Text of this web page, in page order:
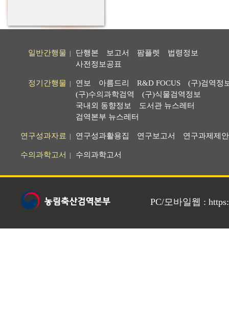
일반간행물 단행본 보고서 팜플렛
법령정보
사전정보공표
정기간행물 연보 아름드리 R&D FOCUS
(구)검역정
(구)수의과학검역
(구)식물검역정보
국내외 동향정보
도서관 뉴스레터
검역본부 뉴스레터
연구성과자료 연구성과활용집 연구보고서 연구과제제
수의과학고서 수의과학고서
PC/모바일웹 :